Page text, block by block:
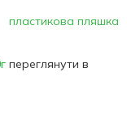
пластикова пляшка
переглянути в